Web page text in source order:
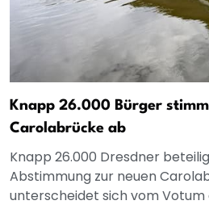
Knapp 26.000 Bürger
Carolabrücke ab
Knapp 26.000 Dresdner
Abstimmung zur neuen
unterscheidet sich vom Votum